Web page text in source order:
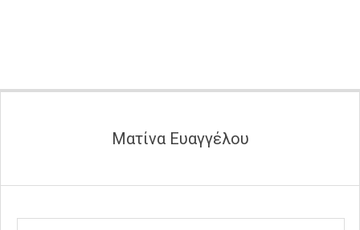
Ματίνα Ευαγγέλου